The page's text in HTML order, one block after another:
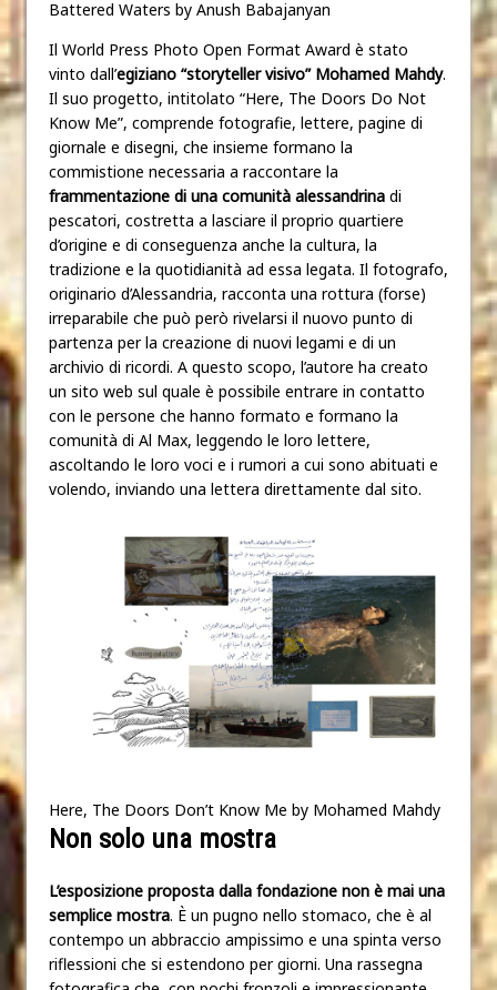
Battered Waters by Anush Babajanyan
Il World Press Photo Open Format Award è stato
vinto dall’egiziano “storyteller visivo” Mohamed Mahdy.
Il suo progetto, intitolato “Here, The Doors Do Not
Know Me”, comprende fotografie, lettere, pagine di
giornale e disegni, che insieme formano la
commistione necessaria a raccontare la
frammentazione di una comunità alessandrina di
pescatori, costretta a lasciare il proprio quartiere
d’origine e di conseguenza anche la cultura, la
tradizione e la quotidianità ad essa legata. Il fotografo,
originario d’Alessandria, racconta una rottura (forse)
irreparabile che può però rivelarsi il nuovo punto di
partenza per la creazione di nuovi legami e di un
archivio di ricordi. A questo scopo, l’autore ha creato
un sito web sul quale è possibile entrare in contatto
con le persone che hanno formato e formano la
comunità di Al Max, leggendo le loro lettere,
ascoltando le loro voci e i rumori a cui sono abituati e
volendo, inviando una lettera direttamente dal sito.
Here, The Doors Don’t Know Me by Mohamed Mahdy
Non solo una mostra
L’esposizione proposta dalla fondazione non è mai una
semplice mostra. È un pugno nello stomaco, che è al
contempo un abbraccio ampissimo e una spinta verso
riflessioni che si estendono per giorni. Una rassegna